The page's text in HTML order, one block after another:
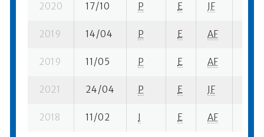
2020 17/10 P E JF
2019 14/04 P E AF
2019 11/05 P E AF
2021 24/04 P E JF
2018 11/02 I E AF